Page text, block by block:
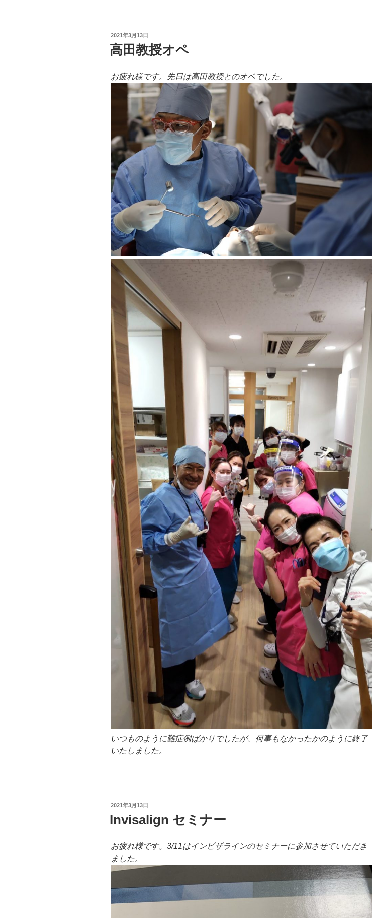
投
稿
日:
2021年3月13日
高田教授オペ
お疲れ様です。先日は高田教授とのオペでした。
いつものように難症例ばかりでしたが、何事もなかったかのように終了
いたしました。
投
日:
2021年3月13日
Invisalign セミナー
お疲れ様です。3/11はインビザラインのセミナーに参加させていただき
ました。